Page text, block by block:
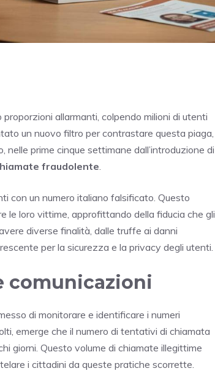
proporzioni allarmanti, colpendo milioni di utenti
un nuovo filtro per contrastare questa piaga,
prime cinque settimane dall’introduzione di
fraudolente
con un numero italiano falsificato. Questo
le loro vittime, approfittando della fiducia che gli
diverse finalità, dalle truffe ai danni
per la sicurezza e la privacy degli utenti.
comunicazioni
di monitorare e identificare i numeri
emerge che il numero di tentativi di chiamata
giorni. Questo volume di chiamate illegittime
i cittadini da queste pratiche scorrette.